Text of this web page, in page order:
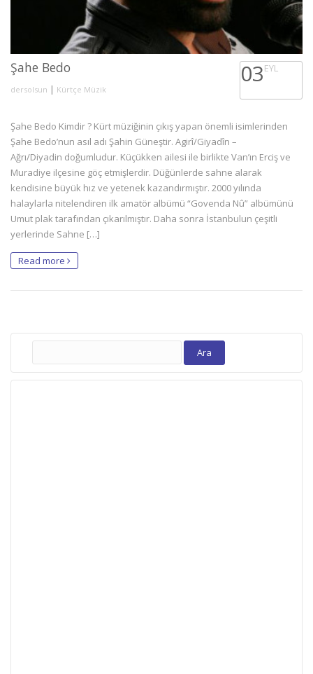
Şahe Bedo
dersolsun | Kürtçe Müzik
03EYL
Şahe Bedo Kimdir ? Kürt müziğinin çıkış yapan önemli isimlerinden
Şahe Bedo’nun asıl adı Şahin Güneştir. Agirî/Giyadîn –
Ağrı/Diyadin doğumludur. Küçükken ailesi ile birlikte Van’ın Erciş ve
Muradiye ilçesine göç etmişlerdir. Düğünlerde sahne alarak
kendisine büyük hız ve yetenek kazandırmıştır. 2000 yılında
halaylarla nitelendiren ilk amatör albümü “Govenda Nû” albümünü
Umut plak tarafından çıkarılmıştır. Daha sonra İstanbulun çeşitli
yerlerinde Sahne […]
Read more
Arama: